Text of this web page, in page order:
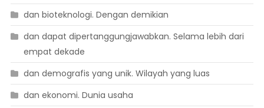
dan bioteknologi. Dengan demikian
dan dapat dipertanggungjawabkan. Selama lebih dari
empat dekade
dan demografis yang unik. Wilayah yang luas
dan ekonomi. Dunia usaha